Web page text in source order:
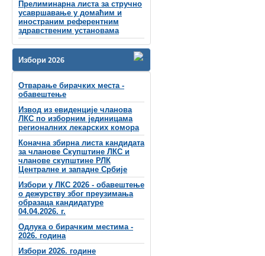
Прелиминарна листа за стручно
усавршавање у домаћим и
иностраним референтним
здравственим установама
Избори 2026
Отварање бирачких места -
обавештење
Извод из евиденције чланова
ЛКС по изборним јединицама
регионалних лекарских комора
Коначна збирна листа кандидата
за чланове Скупштине ЛКС и
чланове скупштинe РЛК
Централне и западне Србије
Избори у ЛКС 2026 - обавештење
о дежурству због преузимања
образаца кандидатуре
04.04.2026. г.
Одлука о бирачким местима -
2026. година
Избори 2026. године